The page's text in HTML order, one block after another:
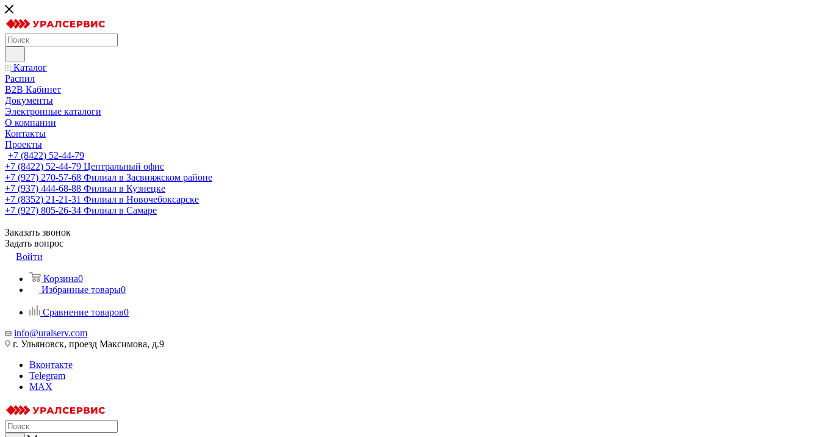
Каталог
Распил
B2B Кабинет
Документы
Электронные каталоги
О компании
Контакты
Проекты
+7 (8422) 52-44-79
+7 (8422) 52-44-79 Центральный офис
+7 (927) 270-57-68 Филиал в Засвияжском районе
+7 (937) 444-68-88 Филиал в Кузнецке
+7 (8352) 21-21-31 Филиал в Новочебоксарске
+7 (927) 805-26-34 Филиал в Самаре
Заказать звонок
Задать вопрос
Войти
Корзина0
Избранные товары0
Сравнение товаров0
info@uralserv.com
г. Ульяновск, проезд Максимова, д.9
Вконтакте
Telegram
MAX